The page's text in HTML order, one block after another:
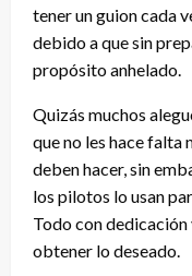
tener un guion cada
debido a que sin
propósito anhelado.
Quizás muchos
que no les hace falta
deben hacer, sin
los pilotos lo usan
Todo con dedicación
obtener lo deseado.